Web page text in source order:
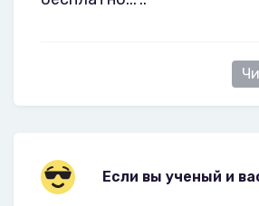
Если вы ученый и